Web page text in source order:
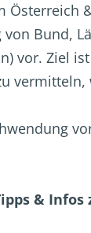
Österreich
Bund,
vor. Ziel
vermitteln,
& Infos